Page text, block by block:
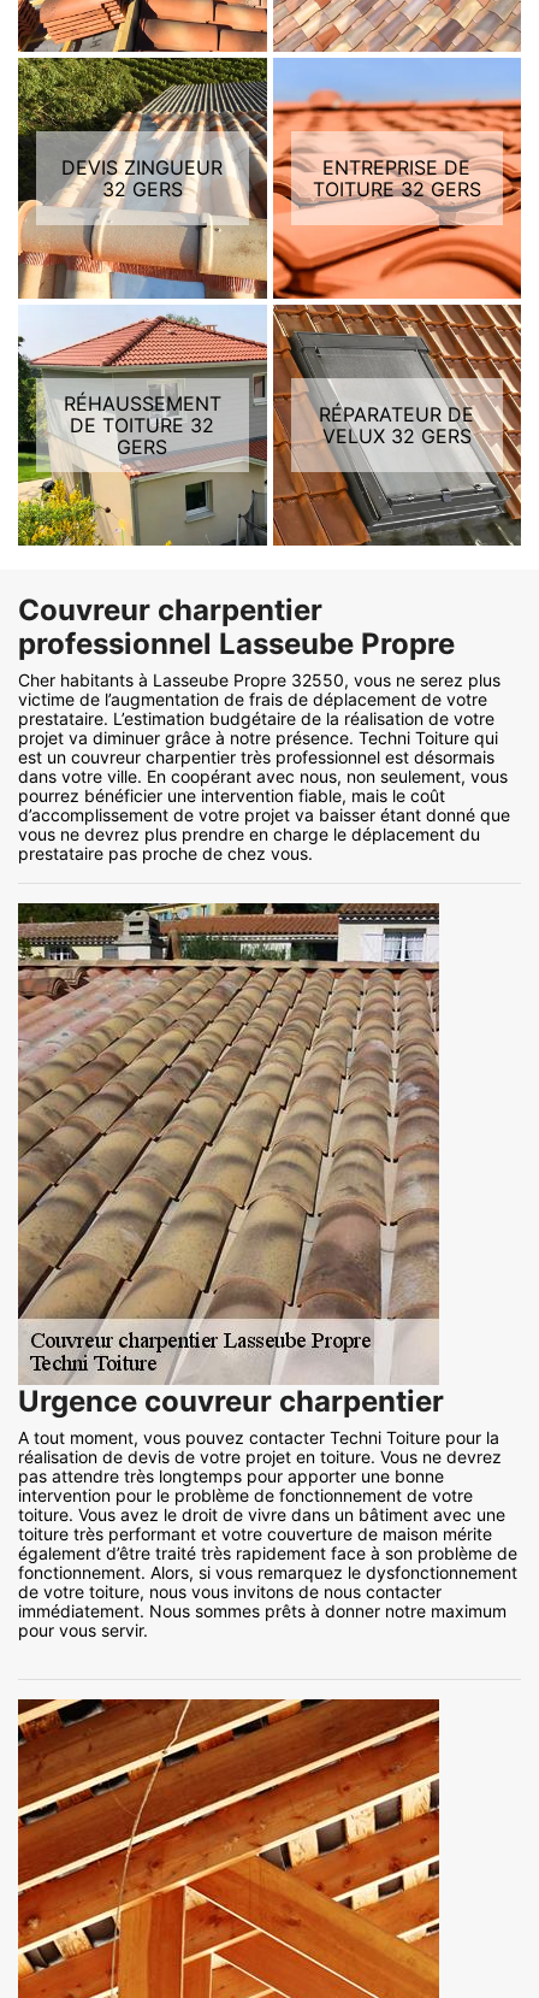
DEVIS ZINGUEUR
32 GERS
ENTREPRISE DE
TOITURE 32 GERS
RÉHAUSSEMENT
DE TOITURE 32
GERS
RÉPARATEUR DE
VELUX 32 GERS
Couvreur charpentier
professionnel Lasseube Propre
Cher habitants à Lasseube Propre 32550, vous ne serez plus
victime de l’augmentation de frais de déplacement de votre
prestataire. L’estimation budgétaire de la réalisation de votre
projet va diminuer grâce à notre présence. Techni Toiture qui
est un couvreur charpentier très professionnel est désormais
dans votre ville. En coopérant avec nous, non seulement, vous
pourrez bénéficier une intervention fiable, mais le coût
d’accomplissement de votre projet va baisser étant donné que
vous ne devrez plus prendre en charge le déplacement du
prestataire pas proche de chez vous.
Urgence couvreur charpentier
A tout moment, vous pouvez contacter Techni Toiture pour la
réalisation de devis de votre projet en toiture. Vous ne devrez
pas attendre très longtemps pour apporter une bonne
intervention pour le problème de fonctionnement de votre
toiture. Vous avez le droit de vivre dans un bâtiment avec une
toiture très performant et votre couverture de maison mérite
également d’être traité très rapidement face à son problème de
fonctionnement. Alors, si vous remarquez le dysfonctionnement
de votre toiture, nous vous invitons de nous contacter
immédiatement. Nous sommes prêts à donner notre maximum
pour vous servir.